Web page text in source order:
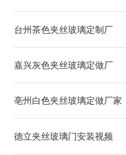
台州茶色夹丝玻璃定制厂
嘉兴灰色夹丝玻璃定做厂
亳州白色夹丝玻璃定做厂家
德立夹丝玻璃门安装视频